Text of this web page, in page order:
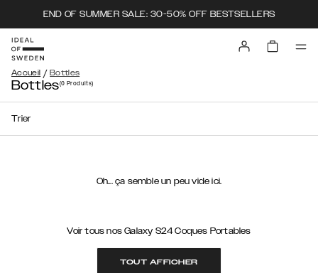
END OF SUMMER SALE: 30-50% OFF BESTSELLERS
Accueil / Bottles
Bottles(0Produits)
Trier
Oh... ça semble un peu vide ici.
Voir tous nos Galaxy S24 Coques Portables
TOUT AFFICHER